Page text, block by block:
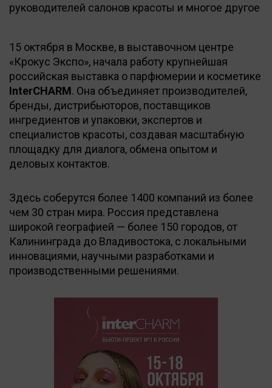
руководителей салонов красоты и многое другое
15 октября в Москве, в выставочном центре
«Крокус Экспо», начала работу крупнейшая
российская выставка о парфюмерии и косметике
InterCHARM. Она объединяет производителей,
бренды, дистрибьюторов, поставщиков
ингредиентов и упаковки, экспертов и
специалистов красоты, создавая масштабную
площадку для диалога, обмена опытом и
деловых контактов.
Здесь соберутся более 1400 компаний из более
чем 30 стран мира. Россия представлена
широкой географией — более 150 городов, от
Калининграда до Владивостока, с локальными
инновациями, научными разработками и
производственными решениями.